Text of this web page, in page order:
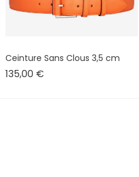
Ceinture Sans Clous 3,5 cm
135,00 €Prix